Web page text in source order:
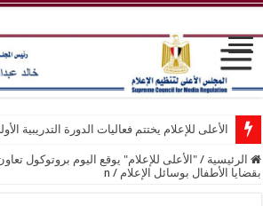
الأعلى للإعلام يختتم فعاليات الدورة التدريبية
الرئيسية / "الأعلى للإعلام" يوقع اليوم بروتوكول
بقضايا الأطفال بوسائل الإعلام /
n